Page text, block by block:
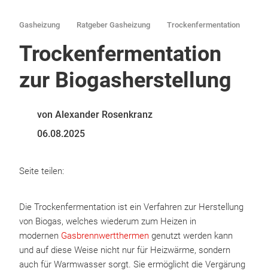
Gasheizung Ratgeber Gasheizung Trockenfermentation
Trockenfermentation
zur Biogasherstellung
von Alexander Rosenkranz
06.08.2025
Seite teilen:
Die Trockenfermentation ist ein Verfahren zur Herstellung
von Biogas, welches wiederum zum Heizen in
modernen Gasbrennwertthermen genutzt werden kann
und auf diese Weise nicht nur für Heizwärme, sondern
auch für Warmwasser sorgt. Sie ermöglicht die Vergärung